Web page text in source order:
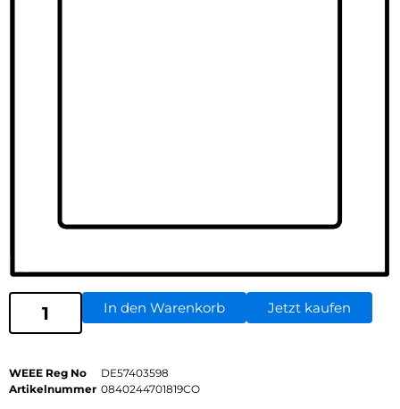
In den Warenkorb Jetzt kaufen
WEEE Reg No
DE57403598
Artikelnummer 0840244701819CO